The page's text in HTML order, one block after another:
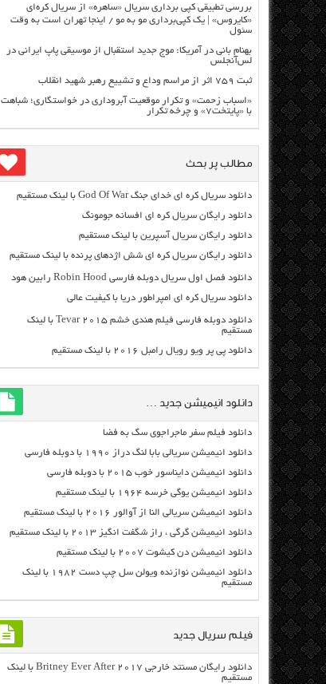
بررسی تطبیقی کپی برداری سریال «ساهره» از سریال کره‌ای
«کایروس» | یک کپی‌برداری مو به مو / اینجا تهران است به وقت
سئول
بهنام بانی در آمریکا: موج جدید استقبال از موسیقی پاپ ایرانی در
لس‌آنجلس
ثبت ۷۵۹ اثر از مراسم وداع و تشییع رهبر شهید انقلاب
«اسباب زحمت» و تکرار موقعیت آبروداری در خواستگاری؛ شباهت
با «پایتخت۷» و چرخه تکرار
مطالب پر بحث
دانلود سریال کره ای خدای جنگ God Of War با لینک مستقیم
دانلود رایگان سریال کره ای افسانه جومونگ
دانلود رایگان سریال آسپرین با لینک مستقیم
دانلود رایگان سریال کره ای شش اژدهای پرنده با لینک مستقیم
دانلود فصل اول سریال دوبله فارسی Robin Hood رابین هود
دانلود سریال کره ای امپراطور دریا با کیفیت عالی
دانلود دوبله فارسی فیلم هندی خشم Tevar ۲۰۱۵ با لینک
مستقیم
دانلود پی پر ویو رویال رامبل ۲۰۱۶ با لینک مستقیم
دانلود انیمیشن جدید …
دانلود فیلم سفر ماجراجوی سگ به فضا
دانلود انیمیشن سریالی بابا لنگ دراز ۱۹۹۰ با دوبله فارسی
دانلود انیمیشن دایناسور خوب ۲۰۱۵ با دوبله فارسی
دانلود انیمیشن یوگی خرسه ۱۹۶۴ با لینک مستقیم
دانلود انیمیشن سریالی النا از آوالور ۲۰۱۶ با لینک مستقیم
دانلود انیمیشن گرگی ، راز شگفت انگیز ۲۰۱۳ با لینک مستقیم
دانلود انیمیشن دن کیشوت ۲۰۰۷ با لینک مستقیم
دانلود انیمیشن نوازنده ویولن سل چپ دست ۱۹۸۲ با لینک
مستقیم
فیلم سریال جدید
دانلود رایگان مسنتد خارجی Britney Ever After 2017 با لینک
مستقیم